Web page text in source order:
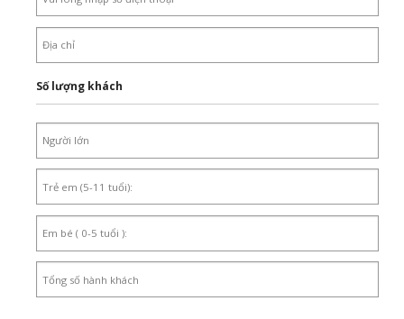
Số lượng khách